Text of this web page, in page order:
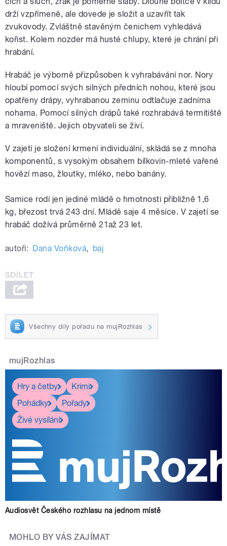
drží vzpřímeně, ale dovede je složit a uzavřít tak
zvukovody. Zvláštně stavěným čenichem vyhledává
kořist. Kolem nozder má husté chlupy, které je chrání při
hrabání.
Hrabáč je výborně přizpůsoben k vyhrabávání nor. Nory
hloubí pomocí svých silných předních nohou, které jsou
opatřeny drápy, vyhrabanou zeminu odtlačuje zadníma
nohama. Pomocí silných drápů také rozhrabává termitiště
a mraveniště. Jejich obyvateli se živí.
V zajetí je složení krmení individuální, skládá se z mnoha
komponentů, s vysokým obsahem bílkovin-mleté vařené
hovězí maso, žloutky, mléko, nebo banány.
Samice rodí jen jediné mládě o hmotnosti přibližně 1,6
kg, březost trvá 243 dní. Mládě saje 4 měsíce. V zajetí se
hrabáč dožívá průměrně 21až 23 let.
autoři: Dana Voňková, baj
Všechny díly pořadu na mujRozhlas
mujRozhlas
Hry a četby
Krimi
Pohádky
Pořady
Živé vysílání
Audiosvět Českého rozhlasu na jednom místě
MOHLO BY VÁS ZAJÍMAT